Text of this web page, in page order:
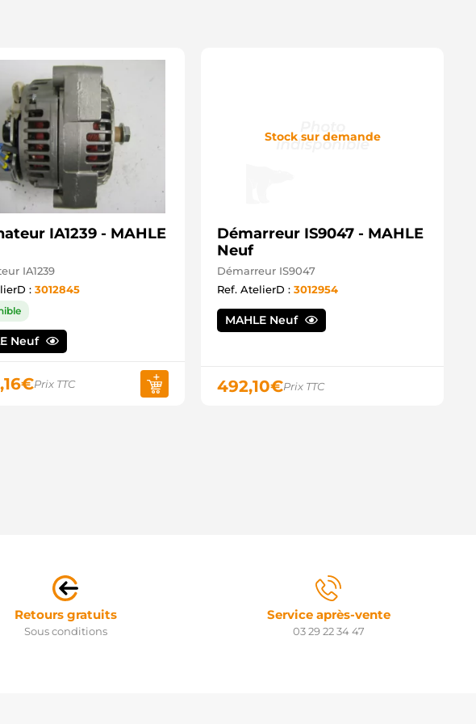
IA1239 - MAHLE
IA1239
: 3012845
Neuf
€Prix TTC
Stock sur demande
Démarreur IS9047 - MAHLE
Neuf
Démarreur IS9047
Ref. AtelierD : 3012954
MAHLE Neuf
492,10€Prix TTC
Retours gratuits
Sous conditions
Service après-vente
03 29 22 34 47